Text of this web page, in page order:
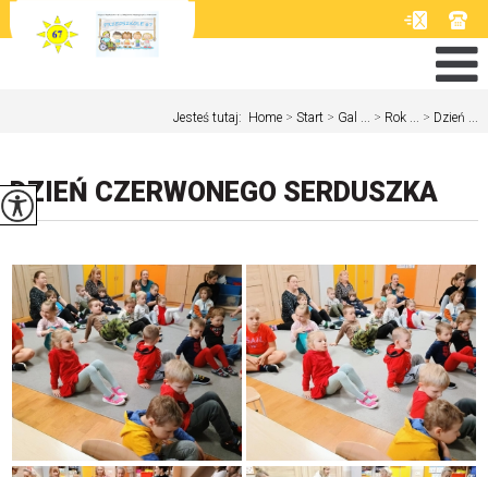
Jesteś tutaj: Home > Start > Gal ... > Rok ... > Dzień ...
DZIEŃ CZERWONEGO SERDUSZKA